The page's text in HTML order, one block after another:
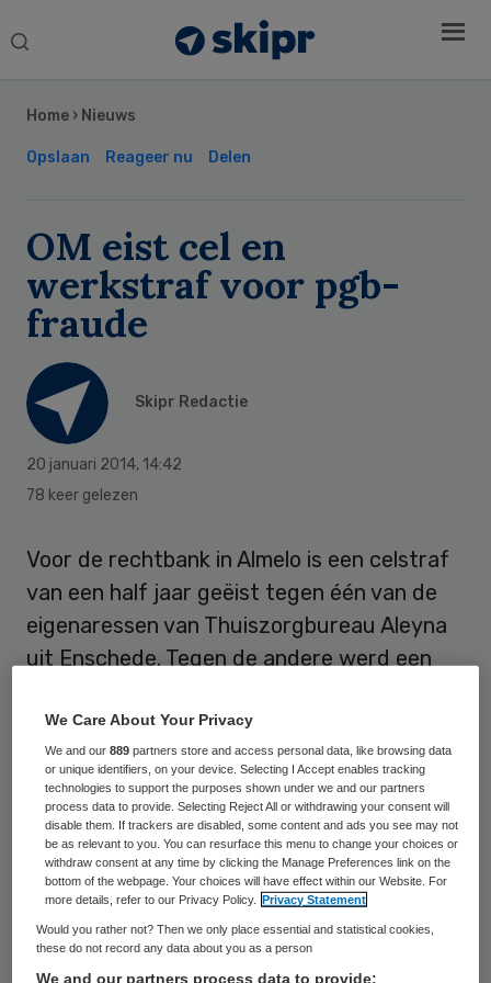
Search
Home › Nieuws
Opslaan Reageer nu Delen
OM eist cel en
werkstraf voor pgb-
fraude
Skipr Redactie
20 januari 2014, 14:42
78 keer gelezen
Voor de rechtbank in Almelo is een celstraf
van een half jaar geëist tegen één van de
eigenaressen van Thuiszorgbureau Aleyna
uit Enschede. Tegen de andere werd een
RTV Oost.
De twee zouden op grote schaal
gefraudeerd hebben met
persoonsgebonden budgetten. Daarbij
werden zowel cliënten als de verstrekkers
van de budgetten benadeeld. Zorgbureau
Aleyna werd in 2008 opgericht en ging in
2009 failliet. Nog geen maand na het
Sidebar
We Care About Your Privacy
We and our889 partners store and access personal data, like browsing data
or unique identifiers, on your device. Selecting I Accept enables tracking
technologies to support the purposes shown under we and our partners
process data to provide. Selecting Reject All or withdrawing your consent will
disable them. If trackers are disabled, some content and ads you see may not
be as relevant to you. You can resurface this menu to change your choices or
withdraw consent at any time by clicking the Manage Preferences link on the
bottom of the webpage. Your choices will have effect within our Website. For
more details, refer to our Privacy Policy.
Privacy Statement
Would you rather not? Then we only place essential and statistical cookies,
these do not record any data about you as a person
We and our partners process data to provide: